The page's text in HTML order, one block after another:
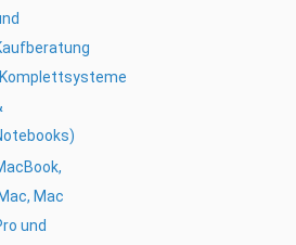
Mac
und